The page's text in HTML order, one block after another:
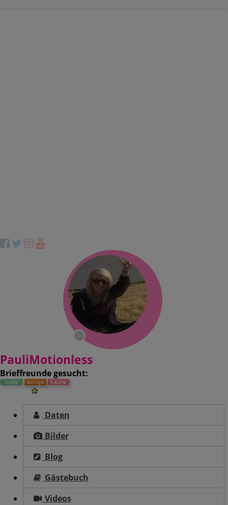
PauliMotionless
Brieffreunde gesucht:
Daten
Bilder
Blog
Gästebuch
Videos